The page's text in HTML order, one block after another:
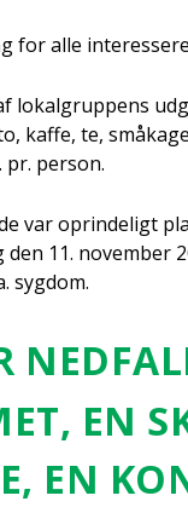
for alle
lokal­grup­pens
kaf­fe, te,
pr. per­son.
var oprin­de­ligt
den 11. novem­ber
syg­dom.
EN
EN